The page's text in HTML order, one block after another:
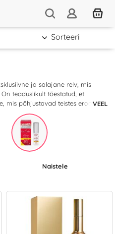
Sorteeri
ja salajane relv, mis
teaduslikult tõestatud, et
mis põhjustavad teistes erootilist
vastassoo tähelepanu ja olla
lõhn ja valluta maailm!
VEEL
Naistele